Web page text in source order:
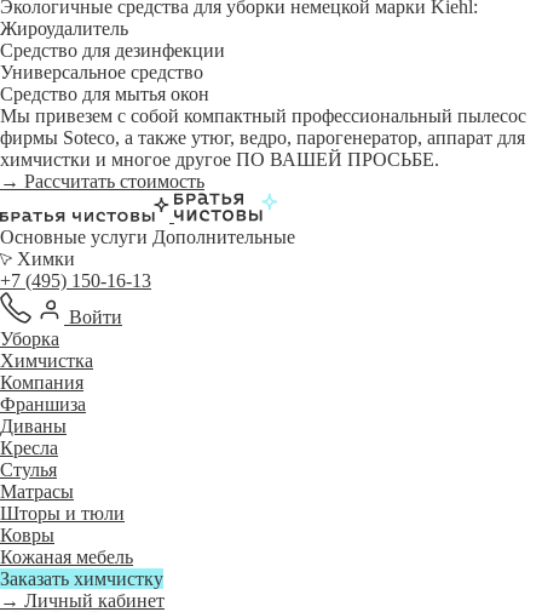
Экологичные средства для уборки немецкой марки Kiehl:
Жироудалитель
Средство для дезинфекции
Универсальное средство
Средство для мытья окон
Мы привезем с собой компактный профессиональный пылесос
фирмы Soteco, а также утюг, ведро, парогенератор, аппарат для
химчистки и многое другое ПО ВАШЕЙ ПРОСЬБЕ.
→ Рассчитать стоимость
Основные услуги Дополнительные
Химки
+7 (495) 150-16-13
Войти
Уборка
Химчистка
Компания
Франшиза
Диваны
Кресла
Стулья
Матрасы
Шторы и тюли
Ковры
Кожаная мебель
Заказать химчистку
→ Личный кабинет